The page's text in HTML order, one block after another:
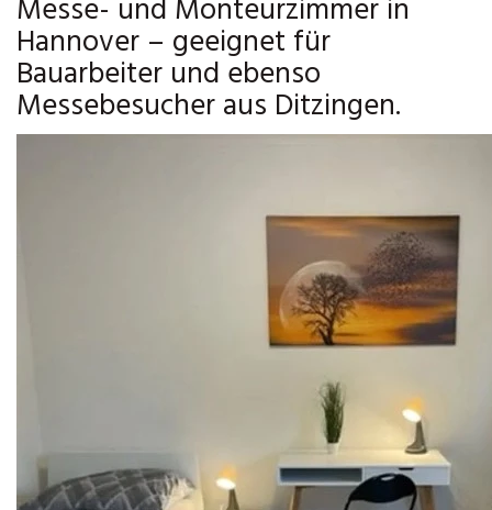
Messe- und Monteurzimmer in
Hannover – geeignet für
Bauarbeiter und ebenso
Messebesucher aus Ditzingen.